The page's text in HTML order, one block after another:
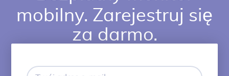
mobilny. Zarejestruj się
za darmo.